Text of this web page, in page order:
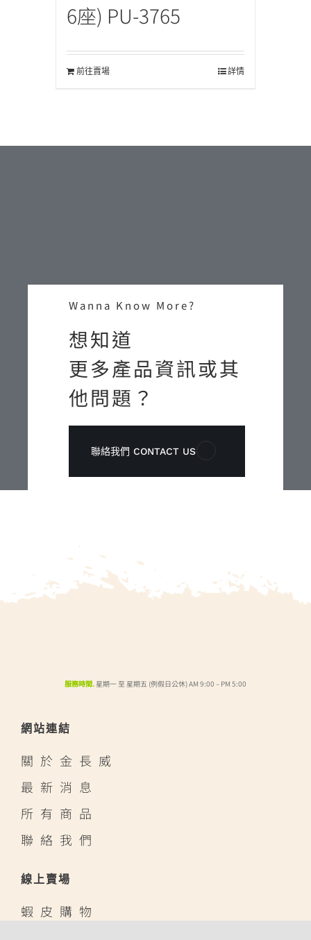
6座) PU-3765
前往賣場 詳情
Wanna Know More?
想知道
更多產品資訊或其
他問題？
聯絡我們 CONTACT US
服務時間. 星期一 至 星期五 (例假日公休) AM 9:00 – PM 5:00
網站連結
關於金長威
最新消息
所有商品
聯絡我們
線上賣場
蝦皮購物